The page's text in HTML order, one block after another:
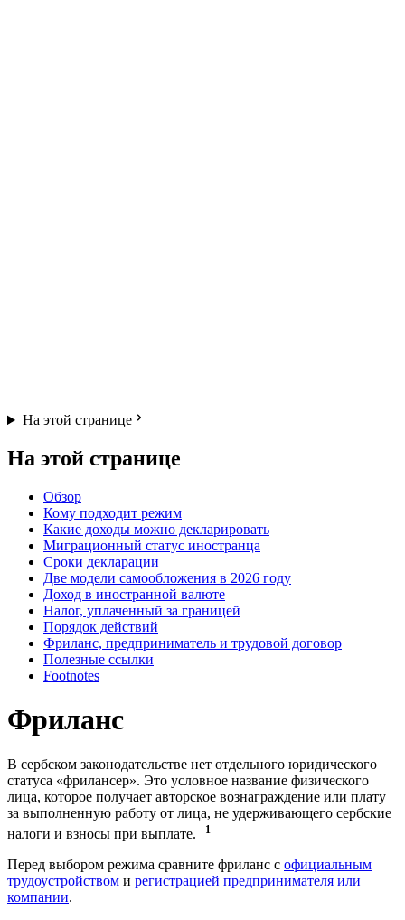
На этой странице
На этой странице
Обзор
Кому подходит режим
Какие доходы можно декларировать
Миграционный статус иностранца
Сроки декларации
Две модели самообложения в 2026 году
Доход в иностранной валюте
Налог, уплаченный за границей
Порядок действий
Фриланс, предприниматель и трудовой договор
Полезные ссылки
Footnotes
Фриланс
В сербском законодательстве нет отдельного юридического
статуса «фрилансер». Это условное название физического
лица, которое получает авторское вознаграждение или плату
за выполненную работу от лица, не удерживающего сербские
налоги и взносы при выплате.
1
Перед выбором режима сравните фриланс с официальным
трудоустройством и регистрацией предпринимателя или
компании.